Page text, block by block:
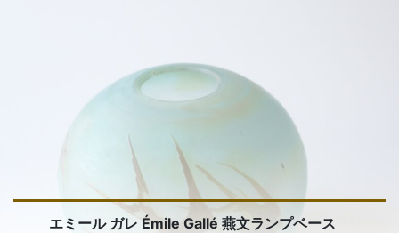
エミール ガレ Émile Gallé 燕文ランプベース